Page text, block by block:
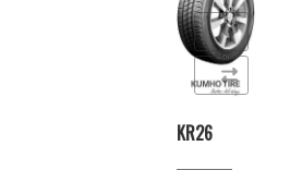
KR26
Añadir a la lista de deseos